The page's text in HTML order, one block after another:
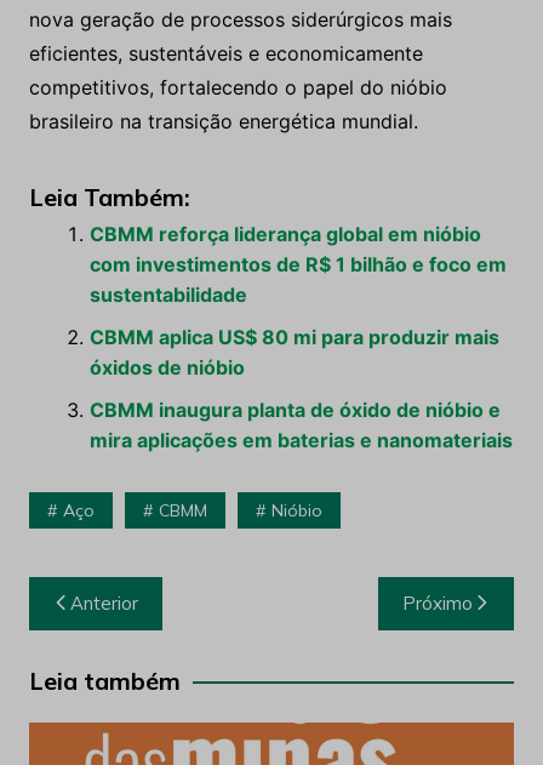
nova geração de processos siderúrgicos mais
eficientes, sustentáveis e economicamente
competitivos, fortalecendo o papel do nióbio
brasileiro na transição energética mundial.
Leia Também:
CBMM reforça liderança global em nióbio
com investimentos de R$ 1 bilhão e foco em
sustentabilidade
CBMM aplica US$ 80 mi para produzir mais
óxidos de nióbio
CBMM inaugura planta de óxido de nióbio e
mira aplicações em baterias e nanomateriais
Aço CBMM Nióbio
Navegação
de
Post
Anterior Próximo
Leia também